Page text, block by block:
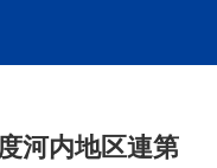
河内地区連第